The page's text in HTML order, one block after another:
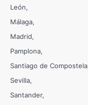
León
Málaga
Madrid
Pamplona
Santiago de Compostela
Sevilla
Santander